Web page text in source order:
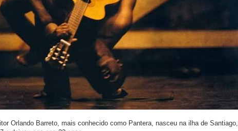
Orlando Barreto, mais conhecido como Pantera, nasceu na ilha de Santiago,